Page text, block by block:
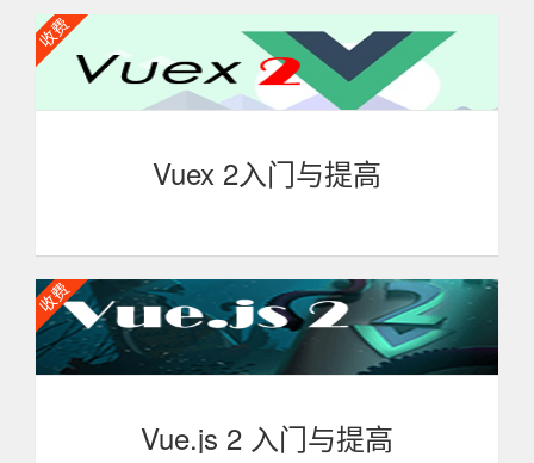
本课程全面系统地讲解最新的Vue.js前端路由管理库
VueRouter 2.x，内容涵盖核心概念、工作原理、实践应用
等诸多方面，教程深入浅出，即适合没有使用过前端路由管
理库的前端开发人员学习，也适合具备一定VueRouter基础
的工程师深入学习提高。
Vuex 2入门与提高
本课程全面系统地讲解最新的前端框架Vuex 2.x，内容
涵盖state/mutation等核心概念、状态管理的工作原理、
Vuex实践应用等诸多方面，教程深入浅出，即适合没有使
用过状态管理库的前端开发人员学习，也适合具备一定
Vuex基础的工程师深入学习提高。
Vue.js 2 入门与提高